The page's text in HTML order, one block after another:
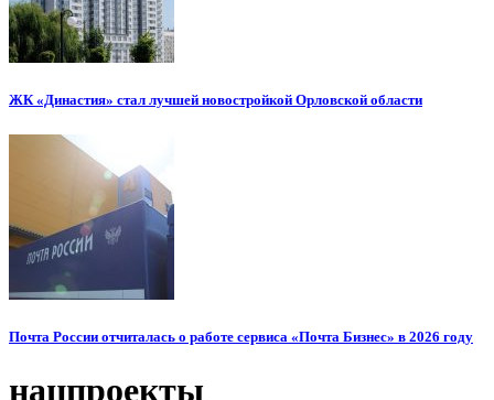
ЖК «Династия» стал лучшей новостройкой Орловской области
Почта России отчиталась о работе сервиса «Почта Бизнес» в 2026 году
нацпроекты